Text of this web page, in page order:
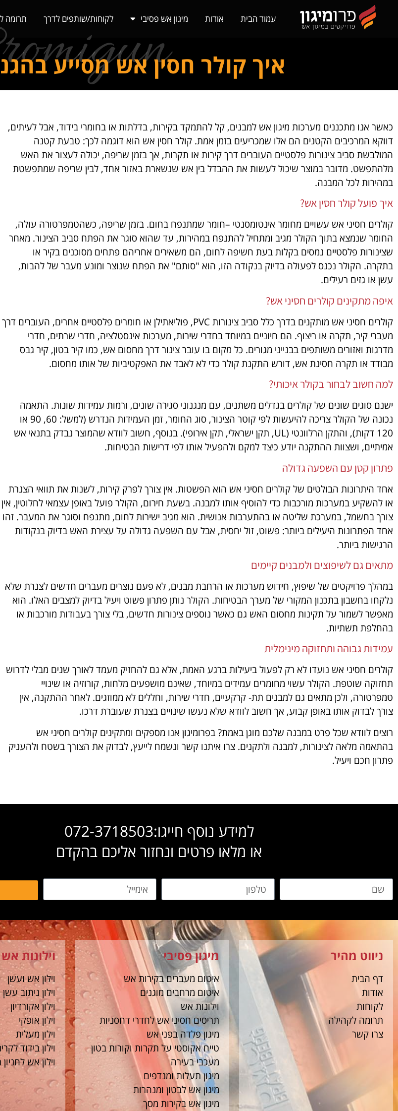
עמוד הבית אודות מיגון אש פסיבי לקוחות/שותפים לדרך תרומה
איך קולר חסין אש מסייע
כאשר אנו מתכננים מערכות מיגון אש למבנים, קל להתמקד בקירות, בדלתות או בחומרי בידוד, אבל לעיתים,
דווקא המרכיבים הקטנים הם אלו שמכריעים בזמן אמת. קולר חסין אש הוא דוגמה לכך: טבעת קטנה
המולבשת סביב צינורות פלסטיים העוברים דרך קירות או תקרות, אך בזמן שריפה, יכולה לעצור את האש
מלהתפשט. מדובר במוצר שיכול לעשות את ההבדל בין אש שנשארת באזור אחד, לבין שריפה שמתפשטת
במהירות לכל המבנה.
איך פועל קולר חסין אש?
קולרים חסיני אש עשויים מחומר אינטומסנטי –חומר שמתנפח בחום. בזמן שריפה, כשהטמפרטורה עולה,
החומר שנמצא בתוך הקולר מגיב ומתחיל להתנפח במהירות, עד שהוא סוגר את הפתח סביב הצינור. מאחר
שצינורות פלסטיים נמסים בקלות בעת חשיפה לחום, הם משאירים אחריהם פתחים מסוכנים בקיר או
בתקרה. הקולר נכנס לפעולה בדיוק בנקודה הזו, הוא "סותם" את הפתח שנוצר ומונע מעבר של להבות,
עשן או גזים רעילים.
איפה מתקינים קולרים חסיני אש?
קולרים חסיני אש מותקנים בדרך כלל סביב צינורות PVC, פוליאתילן או חומרים פלסטיים אחרים, העוברים דרך
מעברי קיר, תקרה או ריצוף. הם חיוניים במיוחד בחדרי שירות, מערכות אינסטלציה, חדרי שרתים, חדרי
מדרגות ואזורים משותפים בבנייני מגורים. כל מקום בו עובר צינור דרך מחסום אש, כמו קיר בטון, קיר גבס
מבודד או תקרה חסינת אש, דורש התקנת קולר כדי לא לאבד את האפקטיביות של אותו מחסום.
למה חשוב לבחור בקולר איכותי?
ישנם סוגים שונים של קולרים בגדלים משתנים, עם מנגנוני סגירה שונים, ורמות עמידות שונות. התאמה
נכונה של הקולר צריכה להיעשות לפי קוטר הצינור, סוג החומר, זמן העמידות הנדרש (למשל: 60, 90 או
120 דקות), והתקן הרלוונטי (UL, תקן ישראלי, תקן אירופי). בנוסף, חשוב לוודא שהמוצר נבדק בתנאי אש
אמיתיים, ושצוות ההתקנה יודע כיצד למקם ולהפעיל אותו לפי דרישות הבטיחות.
פתרון קטן עם השפעה גדולה
אחד היתרונות הבולטים של קולרים חסיני אש הוא הפשטות. אין צורך לפרק קירות, לשנות את תוואי הצנרת
או להשקיע במערכות מורכבות כדי להוסיף אותו למבנה. בשעת חירום, הקולר פועל באופן עצמאי לחלוטין, אין
צורך בחשמל, במערכת שליטה או בהתערבות אנושית. הוא מגיב ישירות לחום, מתנפח וסוגר את המעבר. זהו
אחד הפתרונות היעילים ביותר: פשוט, זול יחסית, אבל עם השפעה גדולה על עצירת האש בדיוק בנקודות
הרגישות ביותר.
מתאים גם לשיפוצים ולמבנים קיימים
במהלך פרויקטים של שיפוץ, חידוש מערכות או הרחבת מבנים, לא פעם נוצרים מעברים חדשים לצנרת שלא
נלקחו בחשבון בתכנון המקורי של מערך הבטיחות. הקולר נותן פתרון פשוט ויעיל בדיוק למצבים האלו. הוא
מאפשר לשמור על תקינות מחסום האש גם כאשר נוספים צינורות חדשים, בלי צורך בעבודות מורכבות או
בהחלפת תשתיות.
עמידות גבוהה ותחזוקה מינימלית
קולרים חסיני אש נועדו לא רק לפעול ביעילות ברגע האמת, אלא גם להחזיק מעמד לאורך שנים מבלי לדרוש
תחזוקה שוטפת. הקולר עשוי מחומרים עמידים במיוחד, שאינם מושפעים מלחות, קורוזיה או שינויי
טמפרטורה, ולכן מתאים גם למבנים תת- קרקעיים, חדרי שירות, וחללים לא ממוזגים. לאחר ההתקנה, אין
צורך לבדוק אותו באופן קבוע, אך חשוב לוודא שלא נעשו שינויים בצנרת שעוברת דרכו.
רוצים לוודא שכל פרט במבנה שלכם מוגן באמת? בפרומיגון אנו מספקים ומתקינים קולרים חסיני אש
בהתאמה מלאה לצינורות, למבנה ולתקנים. צרו איתנו קשר ונשמח לייעץ, לבדוק את הצורך בשטח ולהעניק
פתרון חכם ויעיל.
למידע נוסף חייגו:072-3718503
או מלאו פרטים ונחזור אליכם בהקדם
ניווט מהיר
דף הבית
אודות
לקוחות
תרומה לקהילה
צרו קשר
מיגון פסיבי
איטום מעברים בקירות אש
איטום מרחבים מוגנים
וילונות אש
תריסים חסיני אש לחדרי דחסניות
מיגון פלדה בפני אש
טייח אקוסטי על תקרות וקורות בטון
מעכבי בעירה
מיגון תעלות ומנדפים
מיגון אש לבטון ומנהרות
מיגון אש בקירות מסך
וילונות
וילון אש ועשן
וילון ניתוב עשן
וילון אקורדיון
וילון אופקי
וילון מעלית
וילון בידוד
וילון אש לחניון